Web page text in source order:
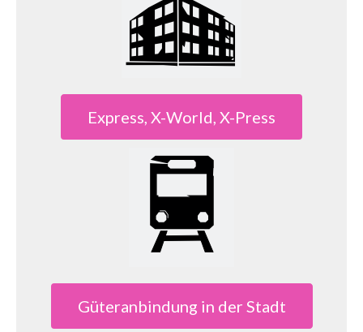
Express, X-World, X-Press
Güteranbindung in der Stadt